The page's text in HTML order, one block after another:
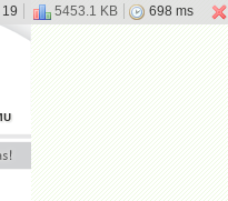
19 5453.1 KB 698 ms